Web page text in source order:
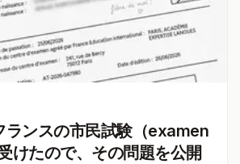
ランスの市民試験（examen
けたので、その問題を公開